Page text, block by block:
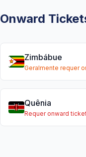
Onward
Zimbábue
Geralmente requer
Quênia
Requer onward